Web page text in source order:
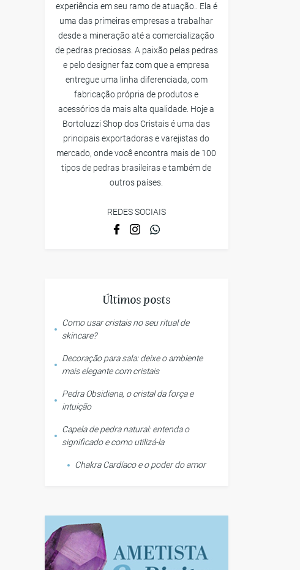
experiência em seu ramo de atuação.. Ela é
uma das primeiras empresas a trabalhar
desde a mineração até a comercialização
de pedras preciosas. A paixão pelas pedras
e pelo designer faz com que a empresa
entregue uma linha diferenciada, com
fabricação própria de produtos e
acessórios da mais alta qualidade. Hoje a
Bortoluzzi Shop dos Cristais é uma das
principais exportadoras e varejistas do
mercado, onde você encontra mais de 100
tipos de pedras brasileiras e também de
outros países.
REDES SOCIAIS
Últimos posts
Como usar cristais no seu ritual de
skincare?
Decoração para sala: deixe o ambiente
mais elegante com cristais
Pedra Obsidiana, o cristal da força e
intuição
Capela de pedra natural: entenda o
significado e como utilizá-la
Chakra Cardíaco e o poder do amor